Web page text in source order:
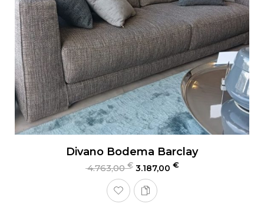
Divano Bodema Barclay
4.763,00€ 3.187,00 €